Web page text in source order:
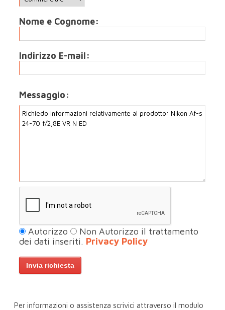
Nome e Cognome:
Indirizzo E-mail:
Messaggio:
Autorizzo
Non Autorizzo il trattamento
dei dati inseriti. Privacy Policy
Per informazioni o assistenza scrivici attraverso il modulo